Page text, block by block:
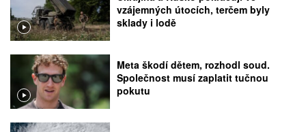
vzájemných útocích, terčem byly
sklady i lodě
Meta škodí dětem, rozhodl soud.
Společnost musí zaplatit tučnou
pokutu